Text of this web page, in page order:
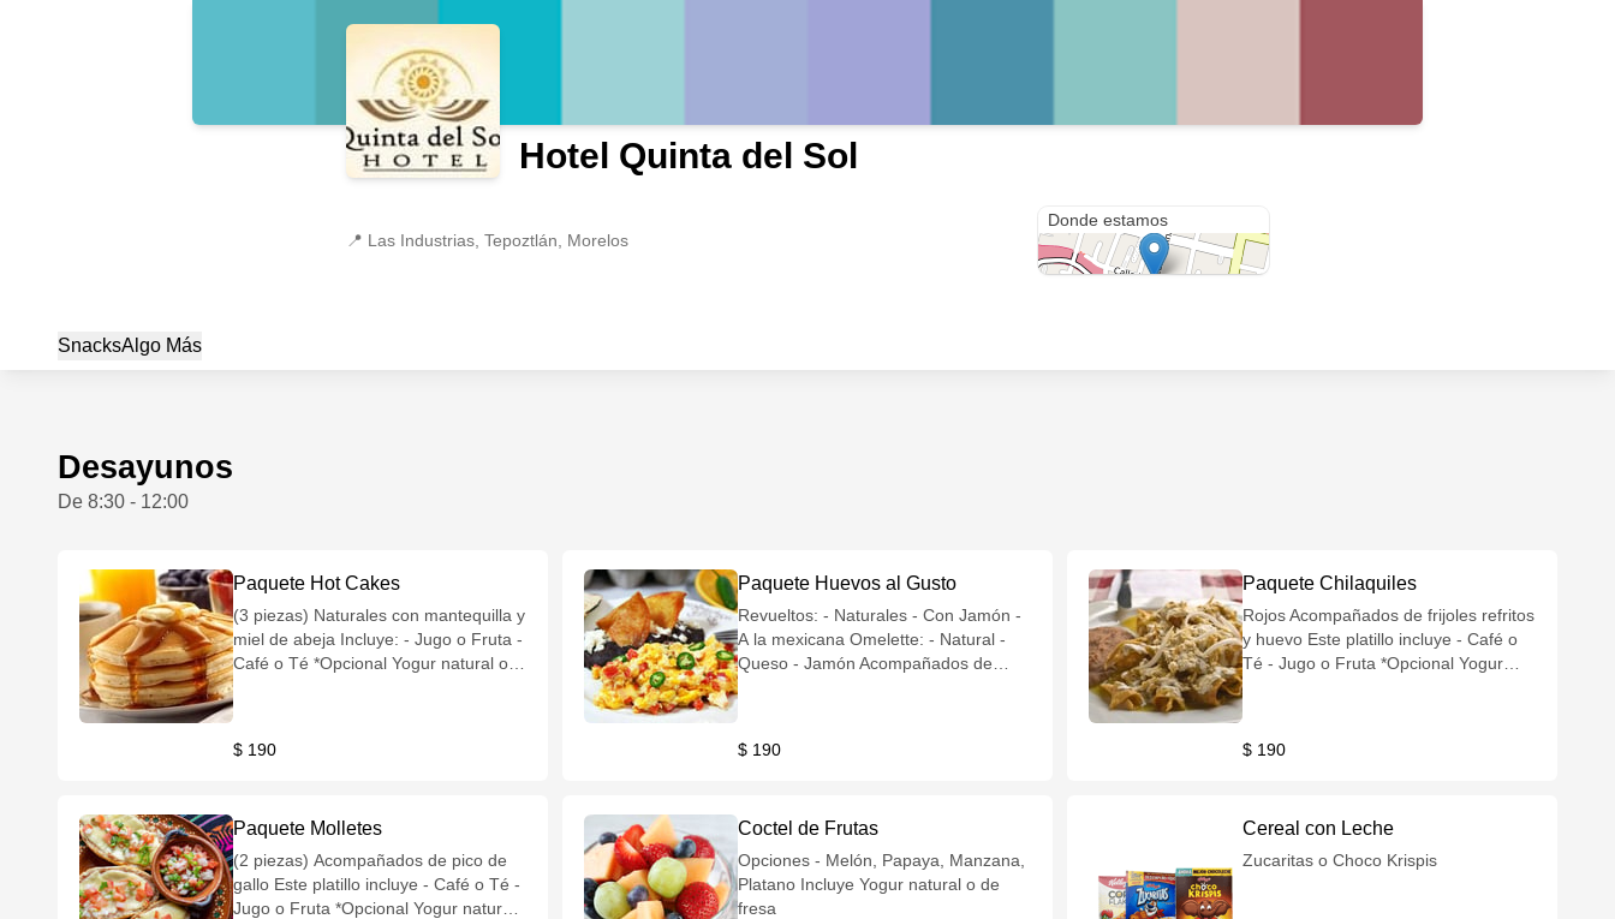
Hotel Quinta del Sol
📍 Las Industrias, Tepoztlán, Morelos
Donde estamos
SnacksAlgo Más
Desayunos
De 8:30 - 12:00
Paquete Hot Cakes
(3 piezas) Naturales con mantequilla y
miel de abeja Incluye: - Jugo o Fruta -
Café o Té *Opcional Yogur natural o
$ 190
Paquete Huevos al Gusto
Revueltos: - Naturales - Con Jamón -
A la mexicana Omelette: - Natural -
Queso - Jamón Acompañados de
$ 190
Paquete Chilaquiles
Rojos Acompañados de frijoles refritos
y huevo Este platillo incluye - Café o
Té - Jugo o Fruta *Opcional Yogur
$ 190
Paquete Molletes
(2 piezas) Acompañados de pico de
gallo Este platillo incluye - Café o Té -
Jugo o Fruta *Opcional Yogur natural
Coctel de Frutas
Opciones - Melón, Papaya, Manzana,
Platano Incluye Yogur natural o de
fresa
Cereal con Leche
Zucaritas o Choco Krispis